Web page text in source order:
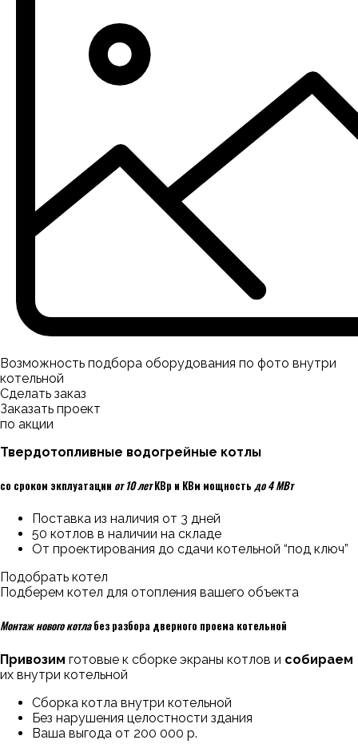
Возможность подбора оборудования по фото внутри
котельной
Сделать заказ
Заказать проект
по акции
Твердотопливные водогрейные котлы
со сроком экплуатации от 10 летКВр и КВм мощность до 4 МВт
Поставка из наличия от 3 дней
50 котлов в наличии на складе
От проектирования до сдачи котельной “под ключ”
Подобрать котел
Подберем котел для отопления вашего объекта
Монтаж нового котлабез разбора дверного проема котельной
Привозим готовые к сборке экраны котлов и собираем
их внутри котельной
Сборка котла внутри котельной
Без нарушения целостности здания
Ваша выгода от 200 000 р.